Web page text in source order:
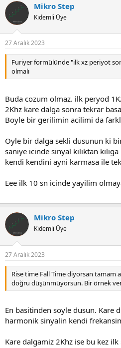
Mikro Step
Kıdemli Üye
27 Aralık 2023
Furiyer formülünde "ilk xz periyot
olmalı
Buda cozum olmaz. ilk peryod
2Khz kare dalga sonra tekrar
Boyle bir gerilimin acilimi da
Oyle bir dalga sekli dusunun ki
saniye icinde sinyal kiliktan
kendi kendini ayni karmasa ile
Eee ilk 10 sn icinde yayilim
Mikro Step
Kıdemli Üye
27 Aralık 2023
Rise time Fall Time diyorsan tamam
doğru düşünmüyorsun. Bir örnek
En basitinden soyle dusun. Kare
harmonik sinyalin kendi
Kare dalgamiz 2Khz ise bu kez